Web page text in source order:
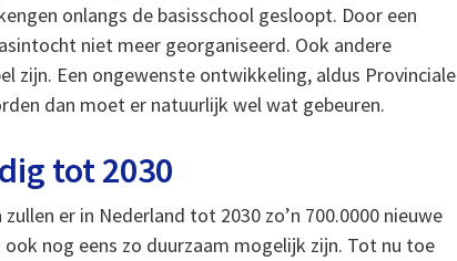
onlangs de basisschool gesloopt. Door een
niet meer georganiseerd. Ook andere
zijn. Een ongewenste ontwikkeling, aldus Provinciale
dan moet er natuurlijk wel wat gebeuren.
tot 2030
er in Nederland tot 2030 zo’n 700.0000 nieuwe
nog eens zo duurzaam mogelijk zijn. Tot nu toe